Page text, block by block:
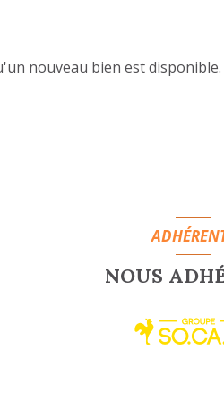
nouveau bien est disponible.
NOUS